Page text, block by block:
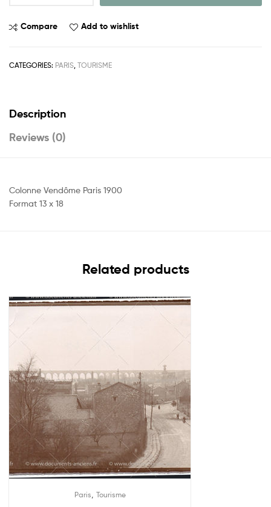
Compare Add to wishlist
CATEGORIES: PARIS, TOURISME
Description
Reviews (0)
Colonne Vendôme Paris 1900
Format 13 x 18
Related products
Paris Tourisme